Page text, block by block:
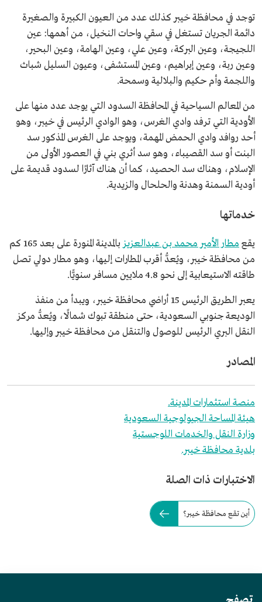
توجد في محافظة خيبر كذلك عدد من العيون الكبيرة والصغيرة
دائمة الجريان تستغل في سقي واحات النخيل، من أهمها: عين
اللجيجة، وعين البركة، وعين علي، وعين الهامة، وعين البحير،
وعين ربة، وعين إبراهيم، وعين المستشفى، وعيون السليل شباث
واللجمة وأم حكيم والبلالية وسمحة.
من المعالم السياحية في المحافظة السدود التي يوجد عدد منها على
الأودية التي ترفد وادي الغرس، وهو الوادي الرئيس في خيبر، وهو
أحد روافد وادي الحمض المهمة، ويوجد على الغرس المذكور سد
البنت أو سد القصيباء، وهو سد أثري بني في العصور الأولى من
الإسلام، وهناك سد الحصيد، كما أن هناك آثارًا لسدود قديمة على
أودية السمنة وهدنة والحلحال والزيدية.
خدماتها
يقع مطار الأمير محمد بن عبدالعزيز
بالمدينة المنورة على بعد 165 كم
من محافظة خيبر، ويُعدُّ أقرب المطارات إليها، وهو مطار دولي تصل
طاقته الاستيعابية إلى نحو 4.8 ملايين مسافر سنويًّا.
يعبر الطريق الرئيس 15 أراضي محافظة خيبر، ويبدأ من منفذ
الوديعة جنوبي السعودية، حتى منطقة تبوك شمالًا، ويُعدُّ مركز
النقل البري الرئيس للوصول والتنقل من محافظة خيبر وإليها.
المصادر
منصة استثمارات المدينة.
هيئة المساحة الجيولوجية السعودية
وزارة النقل والخدمات اللوجستية
بلدية محافظة خيبر.
الاختبارات ذات الصلة
أين تقع محافظة خيبر؟